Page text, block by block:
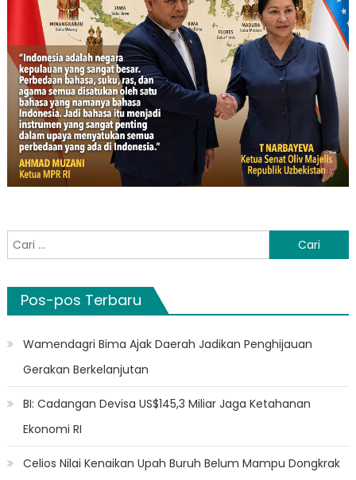
Cari
untuk:
Pos-pos Terbaru
Wamendagri Bima Ajak Daerah Jadikan Penghijauan
Gerakan Berkelanjutan
BI: Cadangan Devisa US$145,3 Miliar Jaga Ketahanan
Ekonomi RI
Celios Nilai Kenaikan Upah Buruh Belum Mampu Dongkrak